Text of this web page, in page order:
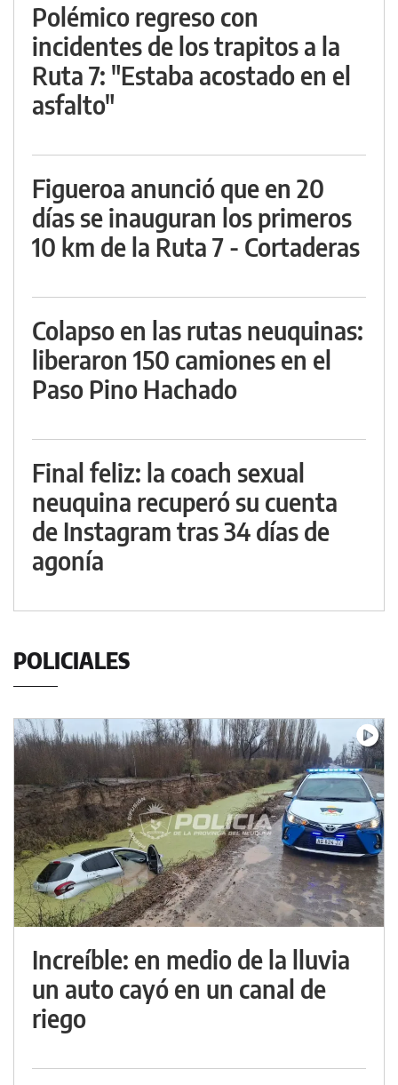
Polémico regreso con
incidentes de los trapitos a la
Ruta 7: "Estaba acostado en el
asfalto"
Figueroa anunció que en 20
días se inauguran los primeros
10 km de la Ruta 7 - Cortaderas
Colapso en las rutas neuquinas:
liberaron 150 camiones en el
Paso Pino Hachado
Final feliz: la coach sexual
neuquina recuperó su cuenta
de Instagram tras 34 días de
agonía
POLICIALES
Increíble: en medio de la lluvia
un auto cayó en un canal de
riego